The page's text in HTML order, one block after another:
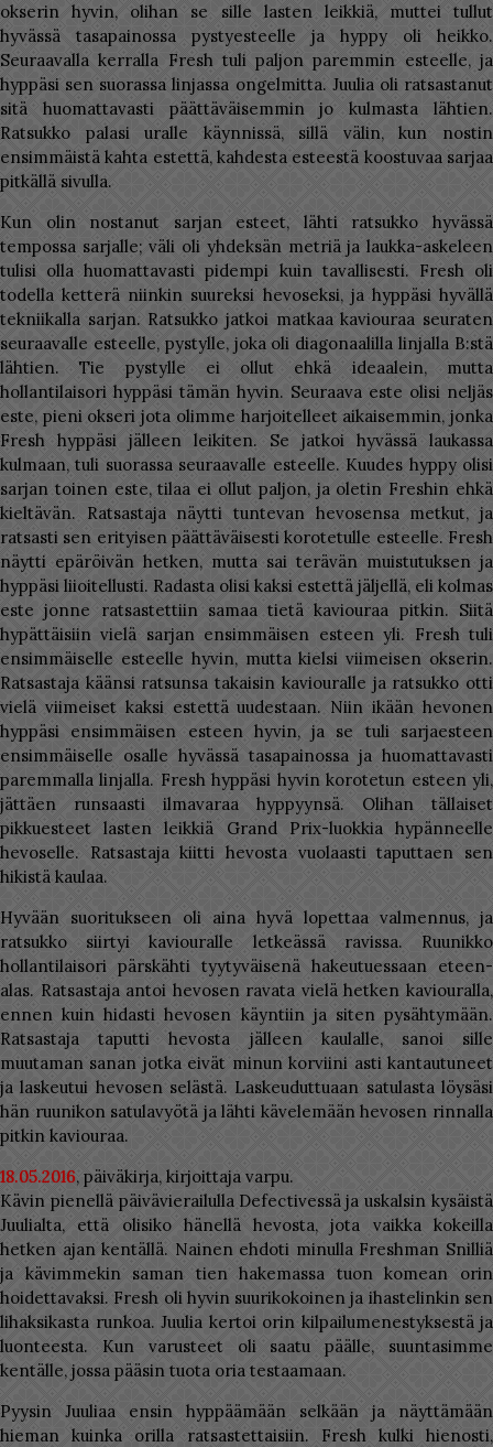
okserin hyvin, olihan se sille lasten leikkiä, muttei tullut
hyvässä tasapainossa pystyesteelle ja hyppy oli heikko.
Seuraavalla kerralla Fresh tuli paljon paremmin esteelle, ja
hyppäsi sen suorassa linjassa ongelmitta. Juulia oli ratsastanut
sitä huomattavasti päättäväisemmin jo kulmasta lähtien.
Ratsukko palasi uralle käynnissä, sillä välin, kun nostin
ensimmäistä kahta estettä, kahdesta esteestä koostuvaa sarjaa
pitkällä sivulla.
Kun olin nostanut sarjan esteet, lähti ratsukko hyvässä
tempossa sarjalle; väli oli yhdeksän metriä ja laukka-askeleen
tulisi olla huomattavasti pidempi kuin tavallisesti. Fresh oli
todella ketterä niinkin suureksi hevoseksi, ja hyppäsi hyvällä
tekniikalla sarjan. Ratsukko jatkoi matkaa kaviouraa seuraten
seuraavalle esteelle, pystylle, joka oli diagonaalilla linjalla B:stä
lähtien. Tie pystylle ei ollut ehkä ideaalein, mutta
hollantilaisori hyppäsi tämän hyvin. Seuraava este olisi neljäs
este, pieni okseri jota olimme harjoitelleet aikaisemmin, jonka
Fresh hyppäsi jälleen leikiten. Se jatkoi hyvässä laukassa
kulmaan, tuli suorassa seuraavalle esteelle. Kuudes hyppy olisi
sarjan toinen este, tilaa ei ollut paljon, ja oletin Freshin ehkä
kieltävän. Ratsastaja näytti tuntevan hevosensa metkut, ja
ratsasti sen erityisen päättäväisesti korotetulle esteelle. Fresh
näytti epäröivän hetken, mutta sai terävän muistutuksen ja
hyppäsi liioitellusti. Radasta olisi kaksi estettä jäljellä, eli kolmas
este jonne ratsastettiin samaa tietä kaviouraa pitkin. Siitä
hypättäisiin vielä sarjan ensimmäisen esteen yli. Fresh tuli
ensimmäiselle esteelle hyvin, mutta kielsi viimeisen okserin.
Ratsastaja käänsi ratsunsa takaisin kaviouralle ja ratsukko otti
vielä viimeiset kaksi estettä uudestaan. Niin ikään hevonen
hyppäsi ensimmäisen esteen hyvin, ja se tuli sarjaesteen
ensimmäiselle osalle hyvässä tasapainossa ja huomattavasti
paremmalla linjalla. Fresh hyppäsi hyvin korotetun esteen yli,
jättäen runsaasti ilmavaraa hyppyynsä. Olihan tällaiset
pikkuesteet lasten leikkiä Grand Prix-luokkia hypänneelle
hevoselle. Ratsastaja kiitti hevosta vuolaasti taputtaen sen
hikistä kaulaa.
Hyvään suoritukseen oli aina hyvä lopettaa valmennus, ja
ratsukko siirtyi kaviouralle letkeässä ravissa. Ruunikko
hollantilaisori pärskähti tyytyväisenä hakeutuessaan eteen-
alas. Ratsastaja antoi hevosen ravata vielä hetken kaviouralla,
ennen kuin hidasti hevosen käyntiin ja siten pysähtymään.
Ratsastaja taputti hevosta jälleen kaulalle, sanoi sille
muutaman sanan jotka eivät minun korviini asti kantautuneet
ja laskeutui hevosen selästä. Laskeuduttuaan satulasta löysäsi
hän ruunikon satulavyötä ja lähti kävelemään hevosen rinnalla
pitkin kaviouraa.
18.05.2016, päiväkirja, kirjoittaja varpu.
Kävin pienellä päivävierailulla Defectivessä ja uskalsin kysäistä
Juulialta, että olisiko hänellä hevosta, jota vaikka kokeilla
hetken ajan kentällä. Nainen ehdoti minulla Freshman Snilliä
ja kävimmekin saman tien hakemassa tuon komean orin
hoidettavaksi. Fresh oli hyvin suurikokoinen ja ihastelinkin sen
lihaksikasta runkoa. Juulia kertoi orin kilpailumenestyksestä ja
luonteesta. Kun varusteet oli saatu päälle, suuntasimme
kentälle, jossa pääsin tuota oria testaamaan.
Pyysin Juuliaa ensin hyppäämään selkään ja näyttämään
hieman kuinka orilla ratsastettaisiin. Fresh kulki hienosti,